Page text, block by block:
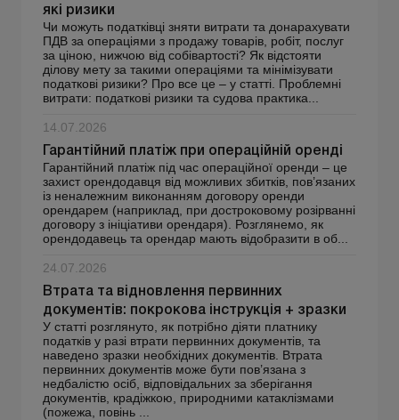
які ризики
Чи можуть податківці зняти витрати та донарахувати
ПДВ за операціями з продажу товарів, робіт, послуг
за ціною, нижчою від собівартості? Як відстояти
ділову мету за такими операціями та мінімізувати
податкові ризики? Про все це – у статті. Проблемні
витрати: податкові ризики та судова практика...
14.07.2026
Гарантійний платіж при операційній оренді
Гарантійний платіж під час операційної оренди – це
захист орендодавця від можливих збитків, пов’язаних
із неналежним виконанням договору оренди
орендарем (наприклад, при достроковому розірванні
договору з ініціативи орендаря). Розглянемо, як
орендодавець та орендар мають відобразити в об...
24.07.2026
Втрата та відновлення первинних
документів: покрокова інструкція + зразки
У статті розглянуто, як потрібно діяти платнику
податків у разі втрати первинних документів, та
наведено зразки необхідних документів. Втрата
первинних документів може бути пов’язана з
недбалістю осіб, відповідальних за зберігання
документів, крадіжкою, природними катаклізмами
(пожежа, повінь ...